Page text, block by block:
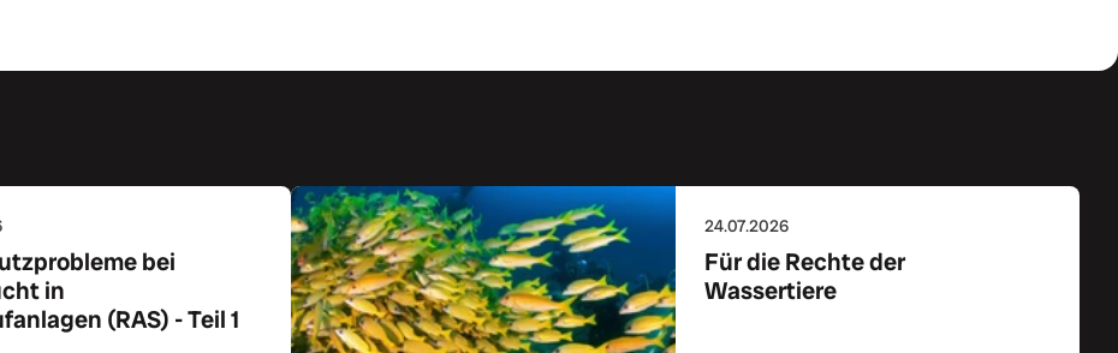
bei
in
(RAS) - Teil 1
24.07.2026
Für die Rechte der
Wassertiere